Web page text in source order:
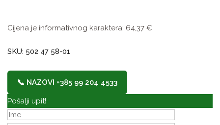
Cijena je informativnog karaktera: 64,37 €
SKU: 502 47 58-01
📞 NAZOVI +385 99 204 4533
Pošalji upit!